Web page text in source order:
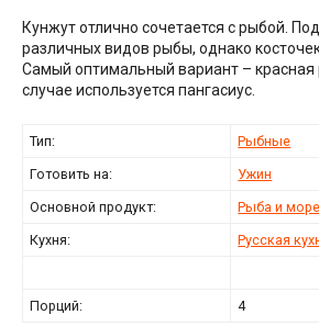
Кунжут отлично сочетается с рыбой.
различных видов рыбы, однако
Самый оптимальный вариант –
случае используется пангасиус.
Тип:
Рыбные
Готовить на:
Ужин
Основной продукт:
Рыба и
Кухня:
Русская
Порций: 4